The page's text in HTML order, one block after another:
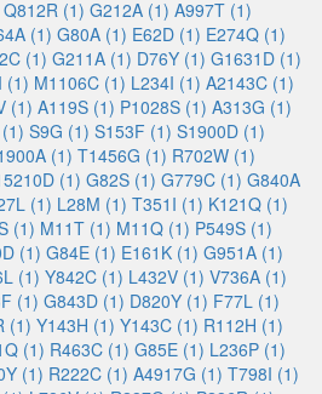
Q812R (1) G212A (1) A997T (1)
(1) G80A (1) E62D (1) E274Q (1)
(1) G211A (1) D76Y (1) G1631D (1)
(1) M1106C (1) L234I (1) A2143C (1)
(1) A119S (1) P1028S (1) A313G (1)
S9G (1) S153F (1) S1900D (1)
(1) T1456G (1) R702W (1)
(1) G82S (1) G779C (1) G840A
(1) L28M (1) T351I (1) K121Q (1)
(1) M11T (1) M11Q (1) P549S (1)
(1) G84E (1) E161K (1) G951A (1)
(1) Y842C (1) L432V (1) V736A (1)
(1) G843D (1) D820Y (1) F77L (1)
(1) Y143H (1) Y143C (1) R112H (1)
(1) R463C (1) G85E (1) L236P (1)
(1) R222C (1) A4917G (1) T798I (1)